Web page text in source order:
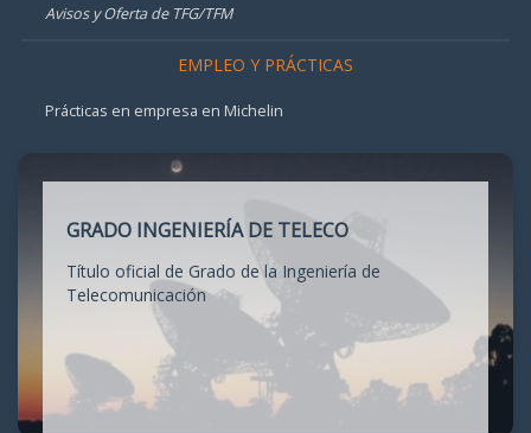
Avisos y Oferta de TFG/TFM
EMPLEO Y PRÁCTICAS
Prácticas en empresa en Michelin
GRADO INGENIERÍA DE TELECO
Título oficial de Grado de la Ingeniería de
Telecomunicación